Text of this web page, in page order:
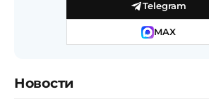
Telegram
MAX
Новости